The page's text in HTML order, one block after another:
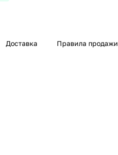
Доставка Правила продажи